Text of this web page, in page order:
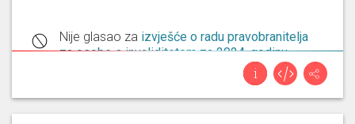
Nije glasao za izvješće o radu pravobranitelja
za osobe s invaliditetom za 2024. godinu -
podnositelj: pravobranitelj za osobe s